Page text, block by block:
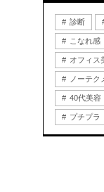
診断
こなれ感
オフィス
ノーテク
40代美容
プチプラ